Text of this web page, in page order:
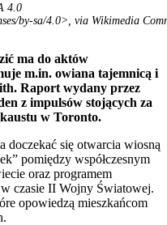
4.0
by-sa/4.0>, via Wikimedia
ma do aktów
m.in. owiana tajemnicą i
Raport wydany przez
z impulsów stojących za
w Toronto.
doczekać się otwarcia wiosną
pomiędzy współczesnym
oraz programem
czasie II Wojny Światowej.
opowiedzą mieszkańcom